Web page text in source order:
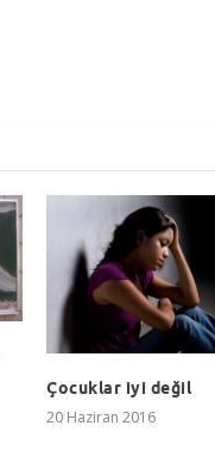
Çocuklar iyi değil
20 Haziran 2016